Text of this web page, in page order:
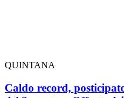
QUINTANA
Caldo record,